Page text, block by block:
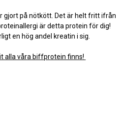
gjort på nötkött. Det är helt fritt ifrån
är detta protein för dig!
en hög andel kreatin i sig.
alla våra biffprotein finns!